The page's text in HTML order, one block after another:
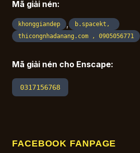
Mã giải nén:
khonggiandep ,
b.spacekt,
thicongnhadanang.com , 0905056771
Mã giải nén cho Enscape:
0317156768
FACEBOOK FANPAGE